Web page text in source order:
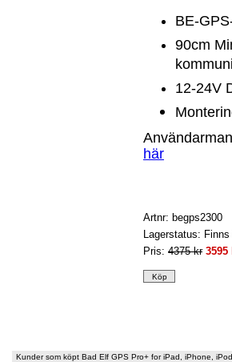
BE-
90cm
12-24V
här
Artnr: begps2300
Lagerstatus:
Pris: 4375 kr 3595
Kunder som köpt Bad Elf GPS Pro+ for iPad, iPhone,